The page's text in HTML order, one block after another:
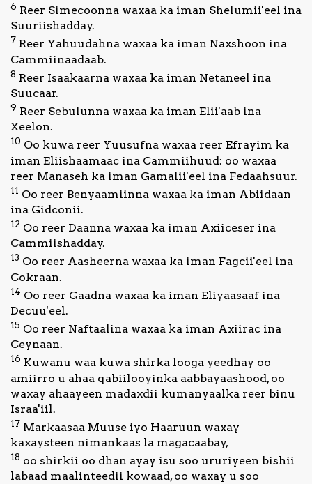
6 Reer Simecoonna waxaa ka iman Shelumii'eel ina
Suuriishadday.
7 Reer Yahuudahna waxaa ka iman Naxshoon ina
Cammiinaadaab.
8 Reer Isaakaarna waxaa ka iman Netaneel ina
Suucaar.
9 Reer Sebulunna waxaa ka iman Elii'aab ina
Xeelon.
10 Oo kuwa reer Yuusufna waxaa reer Efrayim ka
iman Eliishaamaac ina Cammiihuud: oo waxaa
reer Manaseh ka iman Gamalii'eel ina Fedaahsuur.
11 Oo reer Benyaamiinna waxaa ka iman Abiidaan
ina Gidconii.
12 Oo reer Daanna waxaa ka iman Axiiceser ina
Cammiishadday.
13 Oo reer Aasheerna waxaa ka iman Fagcii'eel ina
Cokraan.
14 Oo reer Gaadna waxaa ka iman Eliyaasaaf ina
Decuu'eel.
15 Oo reer Naftaalina waxaa ka iman Axiirac ina
Ceynaan.
16 Kuwanu waa kuwa shirka looga yeedhay oo
amiirro u ahaa qabiilooyinka aabbayaashood, oo
waxay ahaayeen madaxdii kumanyaalka reer binu
Israa'iil.
17 Markaasaa Muuse iyo Haaruun waxay
kaxaysteen nimankaas la magacaabay,
18 oo shirkii oo dhan ayay isu soo ururiyeen bishii
labaad maalinteedii kowaad, oo waxay u soo